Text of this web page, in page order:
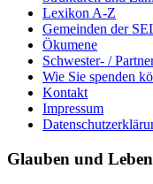
Lexikon A-Z
Gemeinden der
Ökumene
Schwester- /
Wie Sie spenden
Kontakt
Impressum
Glauben und Leben